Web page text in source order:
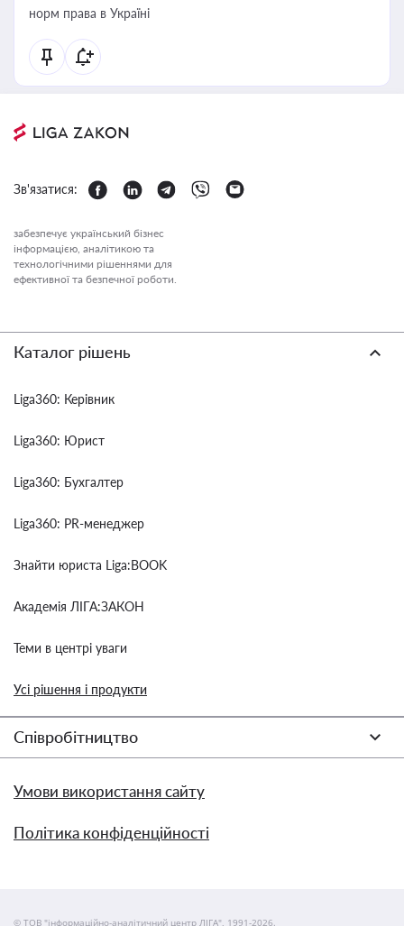
норм права в Україні
Зв'язатися:
забезпечує український бізнес
інформацією, аналітикою та
технологічними рішеннями для
ефективної та безпечної роботи.
Каталог рішень
Liga360: Керівник
Liga360: Юрист
Liga360: Бухгалтер
Liga360: PR-менеджер
Знайти юриста Liga:BOOK
Академія ЛІГА:ЗАКОН
Теми в центрі уваги
Усі рішення і продукти
Співробітництво
Умови використання сайту
Політика конфіденційності
© ТОВ "інформаційно-аналітичний центр ЛІГА", 1991-2026.